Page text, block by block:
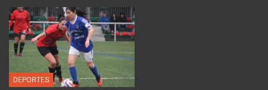
DEPORTES